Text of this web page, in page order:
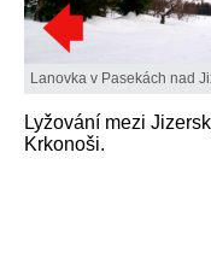
Lanovka v Pasekách nad
Lyžování mezi
Krkonoši.